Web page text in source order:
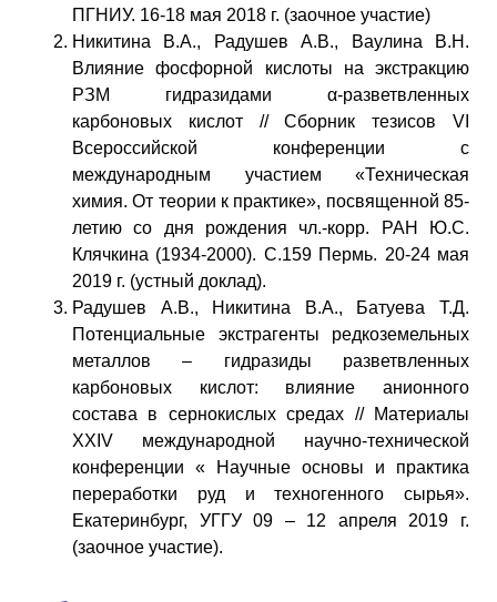
ПГНИУ. 16-18 мая 2018 г. (заочное участие)
Никитина В.А., Радушев А.В., Ваулина В.Н.
Влияние фосфорной кислоты на экстракцию
РЗМ гидразидами α-разветвленных
карбоновых кислот // Сборник тезисов VI
Всероссийской конференции с
международным участием «Техническая
химия. От теории к практике», посвященной 85-
летию со дня рождения чл.-корр. РАН Ю.С.
Клячкина (1934-2000). С.159 Пермь. 20-24 мая
2019 г. (устный доклад).
Радушев А.В., Никитина В.А., Батуева Т.Д.
Потенциальные экстрагенты редкоземельных
металлов – гидразиды разветвленных
карбоновых кислот: влияние анионного
состава в сернокислых средах // Материалы
XXIV международной научно-технической
конференции « Научные основы и практика
переработки руд и техногенного сырья».
Екатеринбург, УГГУ 09 – 12 апреля 2019 г.
(заочное участие).